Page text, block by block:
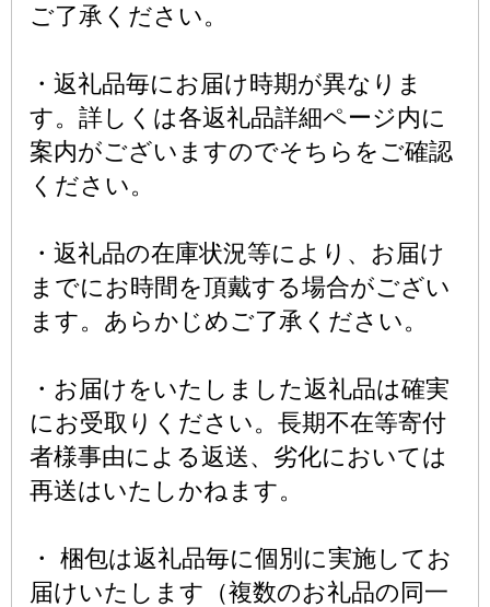
ご了承ください。
・返礼品毎にお届け時期が異なりま
す。詳しくは各返礼品詳細ページ内に
案内がございますのでそちらをご確認
ください。
・返礼品の在庫状況等により、お届け
までにお時間を頂戴する場合がござい
ます。あらかじめご了承ください。
・お届けをいたしました返礼品は確実
にお受取りください。長期不在等寄付
者様事由による返送、劣化においては
再送はいたしかねます。
・ 梱包は返礼品毎に個別に実施してお
届けいたします（複数のお礼品の同一